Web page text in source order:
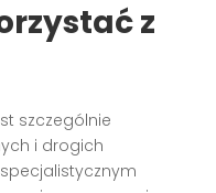
z
szczególnie
i drogich